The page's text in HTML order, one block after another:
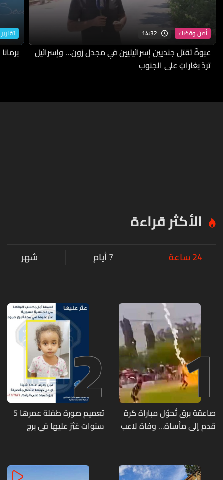
أمن وقضاء 14:32
عبوةٌ تقتل جنديين إسرائيليين في مجدل زون… وإسرائيل
تردّ بغاراتٍ على الجنوب
الأكثر قراءة
24 ساعة 7 أيام شهر
1
صاعقة برق تُحوّل مباراة كرة
قدم إلى مأساة... وفاة لاعب
2
تعميم صورة طفلة عمرها 5
سنوات عُثِرَ عليها في برج